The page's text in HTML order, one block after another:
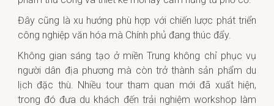
Đây cũng là xu hướng phù hợp với chiến lược phát triển
công nghiệp văn hóa mà Chính phủ đang thúc đẩy.
Không gian sáng tạo ở miền Trung không chỉ phục vụ
người dân địa phương mà còn trở thành sản phẩm du
lịch đặc thù. Nhiều tour tham quan mới đã xuất hiện,
trong đó đưa du khách đến trải nghiệm workshop làm